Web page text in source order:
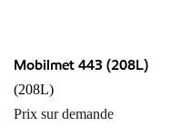
Mobilmet 443 (208L)
(208L)
Prix sur demande